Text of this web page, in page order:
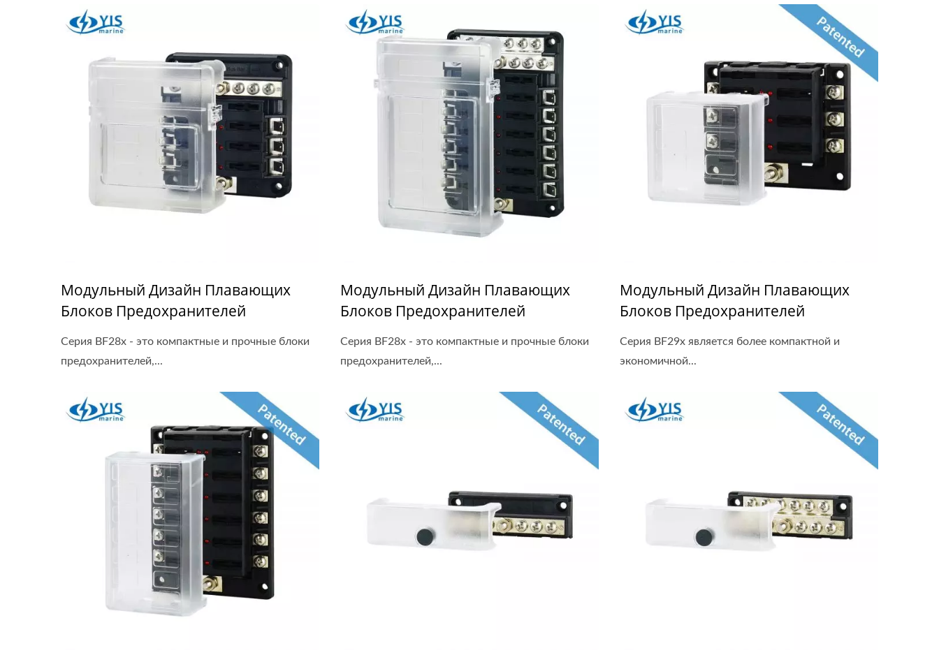
Модульный Дизайн Плавающих
Блоков Предохранителей
Серия BF28x - это компактные и прочные блоки
предохранителей,...
Модульный Дизайн Плавающих
Блоков Предохранителей
Серия BF28x - это компактные и прочные блоки
предохранителей,...
Модульный Дизайн Плавающих
Блоков Предохранителей
Серия BF29x является более компактной и
экономичной...